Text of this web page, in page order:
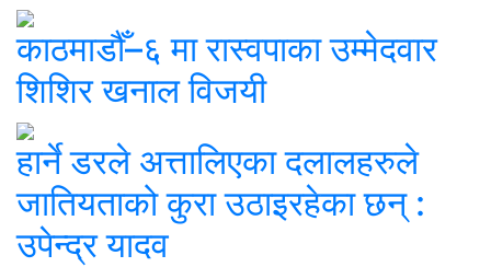
काठमाडौँ–६ मा रास्वपाका उम्मेदवार
शिशिर खनाल विजयी
हार्ने डरले अत्तालिएका दलालहरुले
जातियताको कुरा उठाइरहेका छन् :
उपेन्द्र यादव